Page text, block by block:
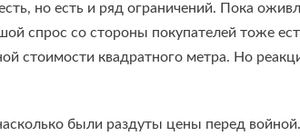
но есть и ряд ограничений. Пока
спрос со стороны покупателей тоже
стоимости квадратного метра. Но
были раздуты цены перед войной.